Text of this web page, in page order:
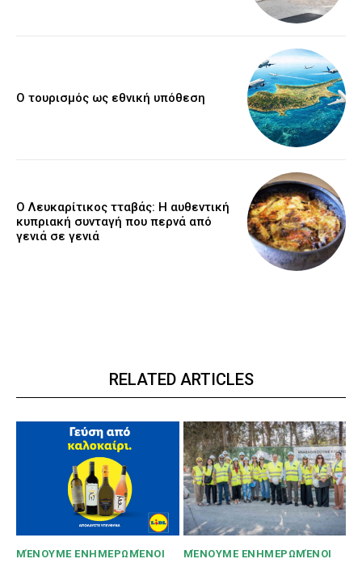
Ο τουρισμός ως εθνική υπόθεση
Ο Λευκαρίτικος τταβάς: Η αυθεντική
κυπριακή συνταγή που περνά από
γενιά σε γενιά
RELATED ARTICLES
ΜΈΝΟΥΜΕ ΕΝΗΜΕΡΩΜΈΝΟΙ ΜΈΝΟΥΜΕ ΕΝΗΜΕΡΩΜΈΝΟΙ